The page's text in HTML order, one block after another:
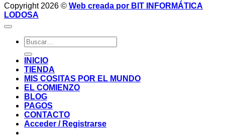
Copyright 2026 © Web creada por BIT INFORMÁTICA
LODOSA
Buscar
por:
INICIO
TIENDA
MIS COSITAS POR EL MUNDO
EL COMIENZO
BLOG
PAGOS
CONTACTO
Acceder / Registrarse